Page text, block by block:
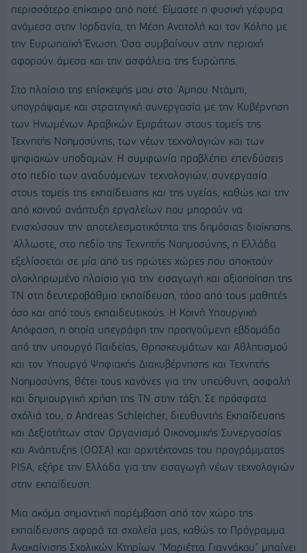
περισσότερο επίκαιρο από ποτέ. Είμαστε η φυσική γέφυρα
ανάμεσα στην Ιορδανία, τη Μέση Ανατολή και τον Κόλπο με
την Ευρωπαϊκή Ένωση. Όσα συμβαίνουν στην περιοχή
αφορούν άμεσα και την ασφάλεια της Ευρώπης.
Στο πλαίσιο της επίσκεψής μου στο 'Αμπου Ντάμπι,
υπογράψαμε και στρατηγική συνεργασία με την Κυβέρνηση
των Ηνωμένων Αραβικών Εμιράτων στους τομείς της
Τεχνητής Νοημοσύνης, των νέων τεχνολογιών και των
ψηφιακών υποδομών. Η συμφωνία προβλέπει επενδύσεις
στο πεδίο των αναδυόμενων τεχνολογιών, συνεργασία
στους τομείς της εκπαίδευσης και της υγείας, καθώς και την
από κοινού ανάπτυξη εργαλείων που μπορούν να
ενισχύσουν την αποτελεσματικότητα της δημόσιας διοίκησης.
'Αλλωστε, στο πεδίο της Τεχνητής Νοημοσύνης, η Ελλάδα
εξελίσσεται σε μία από τις πρώτες χώρες που αποκτούν
ολοκληρωμένο πλαίσιο για την εισαγωγή και αξιοποίηση της
ΤΝ στη δευτεροβάθμια εκπαίδευση, τόσο από τους μαθητές
όσο και από τους εκπαιδευτικούς. Η Κοινή Υπουργική
Απόφαση, η οποία υπεγράφη την προηγούμενη εβδομάδα
από την υπουργό Παιδείας, Θρησκευμάτων και Αθλητισμού
και τον Υπουργό Ψηφιακής Διακυβέρνησης και Τεχνητής
Νοημοσύνης, θέτει τους κανόνες για την υπεύθυνη, ασφαλή
και δημιουργική χρήση της ΤΝ στην τάξη. Σε πρόσφατα
σχόλιά του, ο Andreas Schleicher, διευθυντής Εκπαίδευσης
και Δεξιοτήτων στον Οργανισμό Οικονομικής Συνεργασίας
και Ανάπτυξης (ΟΟΣΑ) και αρχιτέκτονας του προγράμματος
PISA, εξήρε την Ελλάδα για την εισαγωγή νέων τεχνολογιών
στην εκπαίδευση.
Μια ακόμα σημαντική παρέμβαση από τον χώρο της
εκπαίδευσης αφορά τα σχολεία μας, καθώς το Πρόγραμμα
Ανακαίνισης Σχολικών Κτηρίων "Μαριέττα Γιαννάκου" μπαίνει